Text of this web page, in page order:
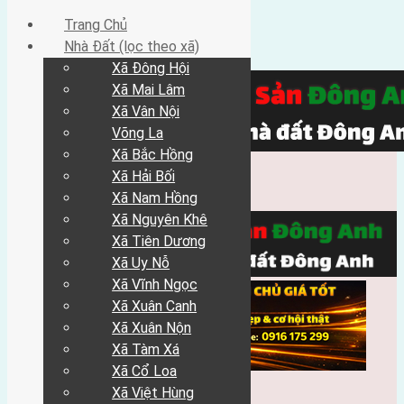
Trang Chủ
Trang Chủ
Nhà Đất (lọc theo xã)
Xã Đông Hội
Xã Mai Lâm
Xã Vân Nội
Võng La
Xã Bắc Hồng
Xã Hải Bối
Xã Nam Hồng
Xã Nguyên Khê
Xã Tiên Dương
Xã Uy Nỗ
Xã Vĩnh Ngọc
Xã Xuân Canh
Xã Xuân Nộn
Xã Tàm Xá
Xã Cổ Loa
Xã Việt Hùng